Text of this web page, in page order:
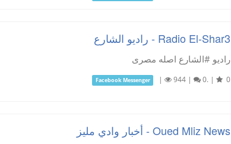
راديو #الشارع اصله مصرى
Facebook Messenger | 944 | 0. | 0
Oued Mliz News - أخبار وادي مليز